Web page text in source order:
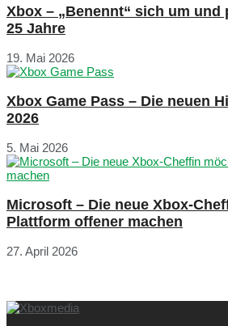
Xbox – „Benennt“ sich um und
25 Jahre
19. Mai 2026
Xbox Game Pass – Die neuen
2026
5. Mai 2026
Microsoft – Die neue Xbox-
Plattform offener machen
27. April 2026